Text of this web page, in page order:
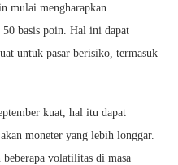
mulai mengharapkan
50 basis poin. Hal ini dapat
untuk pasar berisiko, termasuk
kuat, hal itu dapat
moneter yang lebih longgar.
volatilitas di masa